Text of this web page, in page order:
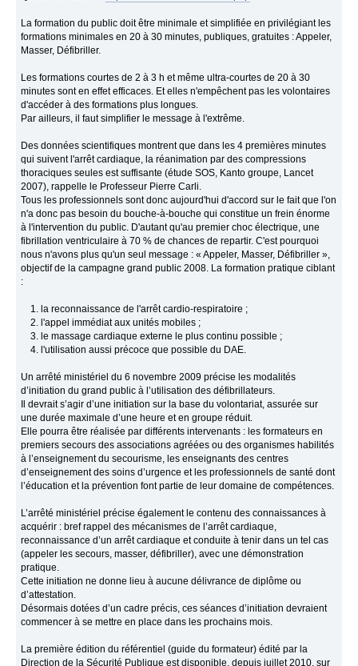
La formation du public doit être minimale et simplifiée en privilégiant les
formations minimales en 20 à 30 minutes, publiques, gratuites : Appeler,
Masser, Défibriller.
Les formations courtes de 2 à 3 h et même ultra-courtes de 20 à 30
minutes sont en effet efficaces. Et elles n'empêchent pas les volontaires
d'accéder à des formations plus longues.
Par ailleurs, il faut simplifier le message à l'extrême.
Des données scientifiques montrent que dans les 4 premières minutes
qui suivent l'arrêt cardiaque, la réanimation par des compressions
thoraciques seules est suffisante (étude SOS, Kanto groupe, Lancet
2007), rappelle le Professeur Pierre Carli.
Tous les professionnels sont donc aujourd'hui d'accord sur le fait que l'on
n'a donc pas besoin du bouche-à-bouche qui constitue un frein énorme
à l'intervention du public. D'autant qu'au premier choc électrique, une
fibrillation ventriculaire à 70 % de chances de repartir. C'est pourquoi
nous n'avons plus qu'un seul message : « Appeler, Masser, Défibriller »,
objectif de la campagne grand public 2008. La formation pratique ciblant
:
1. la reconnaissance de l'arrêt cardio-respiratoire ;
2. l'appel immédiat aux unités mobiles ;
3. le massage cardiaque externe le plus continu possible ;
4. l'utilisation aussi précoce que possible du DAE.
Un arrêté ministériel du 6 novembre 2009 précise les modalités
d’initiation du grand public à l’utilisation des défibrillateurs.
Il devrait s’agir d’une initiation sur la base du volontariat, assurée sur
une durée maximale d’une heure et en groupe réduit.
Elle pourra être réalisée par différents intervenants : les formateurs en
premiers secours des associations agréées ou des organismes habilités
à l’enseignement du secourisme, les enseignants des centres
d’enseignement des soins d’urgence et les professionnels de santé dont
l’éducation et la prévention font partie de leur domaine de compétences.
L’arrêté ministériel précise également le contenu des connaissances à
acquérir : bref rappel des mécanismes de l’arrêt cardiaque,
reconnaissance d’un arrêt cardiaque et conduite à tenir dans un tel cas
(appeler les secours, masser, défibriller), avec une démonstration
pratique.
Cette initiation ne donne lieu à aucune délivrance de diplôme ou
d’attestation.
Désormais dotées d’un cadre précis, ces séances d’initiation devraient
commencer à se mettre en place dans les prochains mois.
La première édition du référentiel (guide du formateur) édité par la
Direction de la Sécurité Publique est disponible, depuis juillet 2010, sur